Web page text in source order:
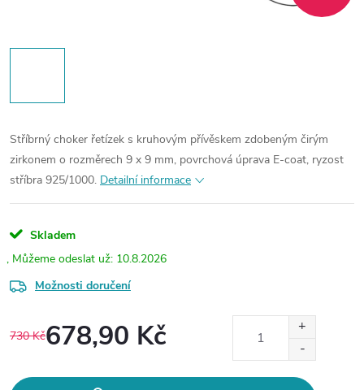
Stříbrný choker řetízek s kruhovým přívěskem zdobeným čirým
zirkonem o rozměrech 9 x 9 mm, povrchová úprava E-coat, ryzost
stříbra 925/1000. Detailní informace
Skladem
10.8.2026
Možnosti doručení
730 Kč678,90 Kč